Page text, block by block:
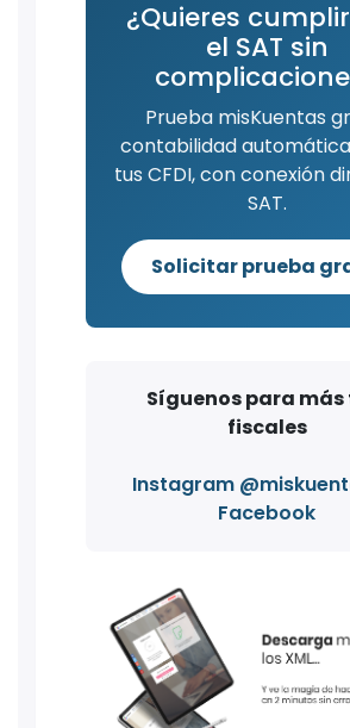
¿Quieres
el SAT sin
Prueba misKuentas
contabilidad
tus CFDI, con conexión
SAT.
Solicitar prueba
Síguenos para
fiscales
Instagram
Facebook